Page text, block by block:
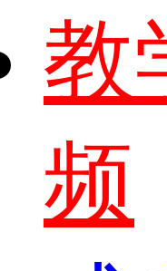
教
频